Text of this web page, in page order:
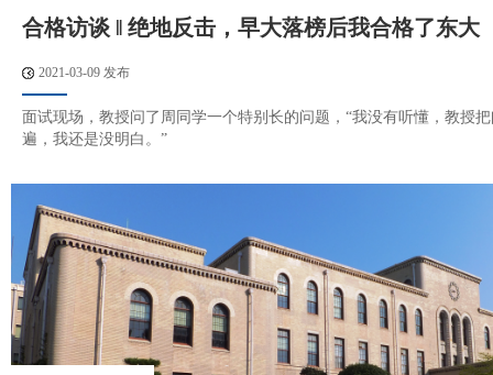
合格访谈 ‖ 绝地反击，早大落榜后我合格了东大
2021-03-09 发布
面试现场，教授问了周同学一个特别长的问题，“我没有听懂，教授
遍，我还是没明白。”